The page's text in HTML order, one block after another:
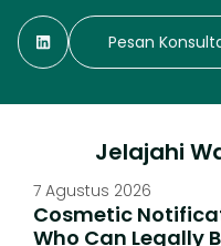
Pesan
Jelajahi
7 Agustus 2026
Cosmetic
Who Can Legally